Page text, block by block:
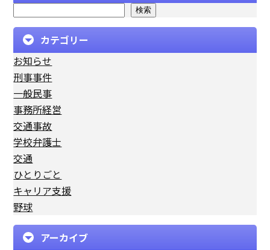
検索
カテゴリー
お知らせ
刑事事件
一般民事
事務所経営
交通事故
学校弁護士
交通
ひとりごと
キャリア支援
野球
アーカイブ